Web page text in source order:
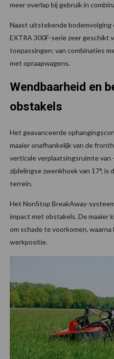
meer overlap bij gebruik in
Naast uitstekende
EXTRA 300F-serie zeer geschikt
toepassingen: van combinaties
met opraapwagens.
Wendbaarheid en
obstakels
Het geavanceerde
maaier onafhankelijk van de
verticale verplaatsingsruimte van
zijdelingse zwenkhoek van 17°, is
terrein.
Het NonStop BreakAway-
impact met obstakels. De maaier
om schade te voorkomen,
werkpositie.